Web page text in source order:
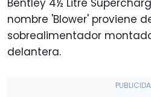
nombre 'Blower' proviene
sobrealimentador
delantera.